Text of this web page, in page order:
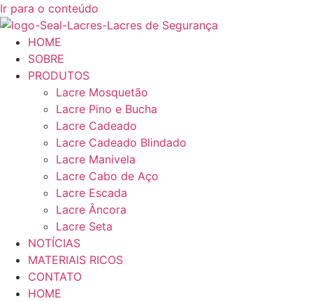
Ir para o conteúdo
HOME
SOBRE
PRODUTOS
Lacre Mosquetão
Lacre Pino e Bucha
Lacre Cadeado
Lacre Cadeado Blindado
Lacre Manivela
Lacre Cabo de Aço
Lacre Escada
Lacre Âncora
Lacre Seta
NOTÍCIAS
MATERIAIS RICOS
CONTATO
HOME